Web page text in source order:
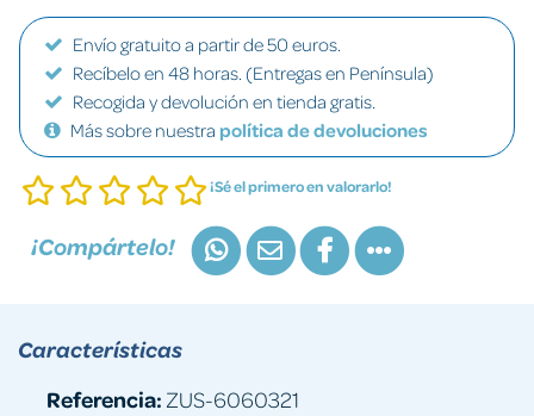
Envío gratuito a partir de 50 euros.
Recíbelo en 48 horas. (Entregas en Península)
Recogida y devolución en tienda gratis.
Más sobre nuestra política de devoluciones
¡Sé el primero en valorarlo!
¡Compártelo!
Características
Referencia: ZUS-6060321